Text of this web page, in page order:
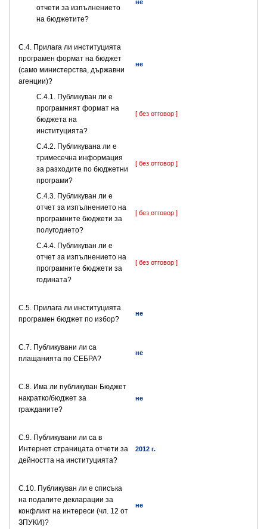
отчети за изпълнението
на бюджетите?
не
С.4. Прилага ли институцията
програмен формат на бюджет
(само министерства, държавни
агенции)?
не
С.4.1. Публикуван ли е
програмният формат на
бюджета на
институцията?
[ без отговор ]
С.4.2. Публикувана ли е
тримесечна информация
за разходите по бюджетни
програми?
[ без отговор ]
С.4.3. Публикуван ли е
отчет за изпълнението на
програмните бюджети за
полугодието?
[ без отговор ]
С.4.4. Публикуван ли е
отчет за изпълнението на
програмните бюджети за
годината?
[ без отговор ]
С.5. Прилага ли институцията
програмен бюджет по избор?
не
С.7. Публикувани ли са
плащанията по СЕБРА?
не
С.8. Има ли публикуван Бюджет
накратко/бюджет за
гражданите?
не
C.9. Публикувани ли са в
Интернет страницата отчети за
дейността на институцията?
2012 г.
C.10. Публикуван ли е списъка
на подалите декларации за
конфликт на интереси (чл. 12 от
ЗПУКИ)?
не